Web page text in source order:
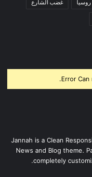
روسيا غضب الشارع
Error
Jannah is a Clean
News and Blog theme.
completely